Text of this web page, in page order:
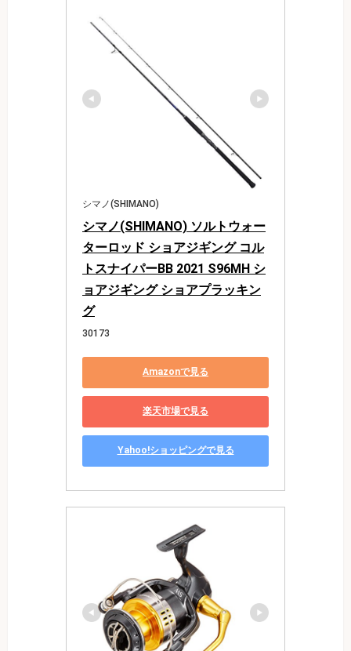
シマノ(SHIMANO)
シマノ(SHIMANO) ソルトウォー
ターロッド ショアジギング コル
トスナイパーBB 2021 S96MH シ
ョアジギング ショアプラッキン
グ
30173
Amazonで見る
楽天市場で見る
Yahoo!ショッピングで見る